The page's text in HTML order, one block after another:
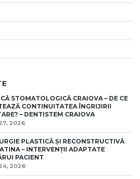
STOMATOLOGICĂ CRAIOVA – DE CE
CONTINUITATEA ÎNGRIJIRII
– DENTISTEM CRAIOVA
2026
PLASTICĂ ȘI RECONSTRUCTIVĂ
– INTERVENȚII ADAPTATE
PACIENT
2026